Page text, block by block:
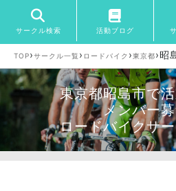
サークル検索 活動ブログ
TOP›サークル一覧 › ロードバイク ›東京都›昭
東京都昭島市で
メンバー
ロードバイクサ